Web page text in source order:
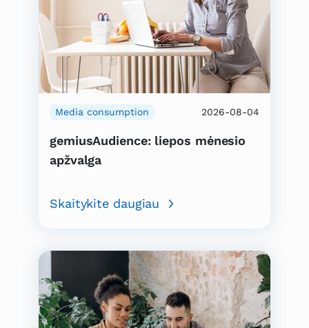
Media consumption 2026-08-04
gemiusAudience: liepos mėnesio
apžvalga
Skaitykite daugiau